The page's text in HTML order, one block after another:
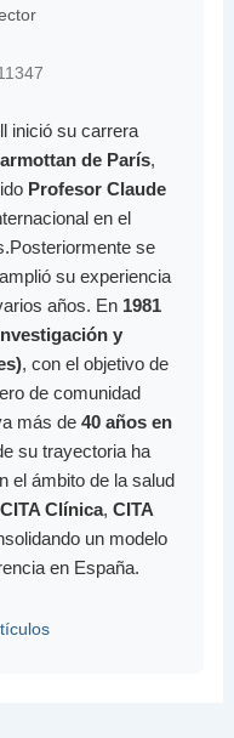
inició su carrera
de París,
Profesor Claude
en el
se
su experiencia
años. En 1981
y
, con el objetivo de
de comunidad
más de 40 años en
su trayectoria ha
el ámbito de la salud
CITA Clínica, CITA
un modelo
en España.